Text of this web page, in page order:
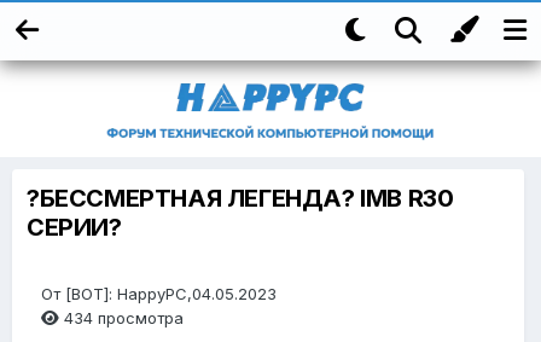
?БЕССМЕРТНАЯ ЛЕГЕНДА? IMB R30
СЕРИИ?
От [BOT]: HappyPC,04.05.2023
434 просмотра